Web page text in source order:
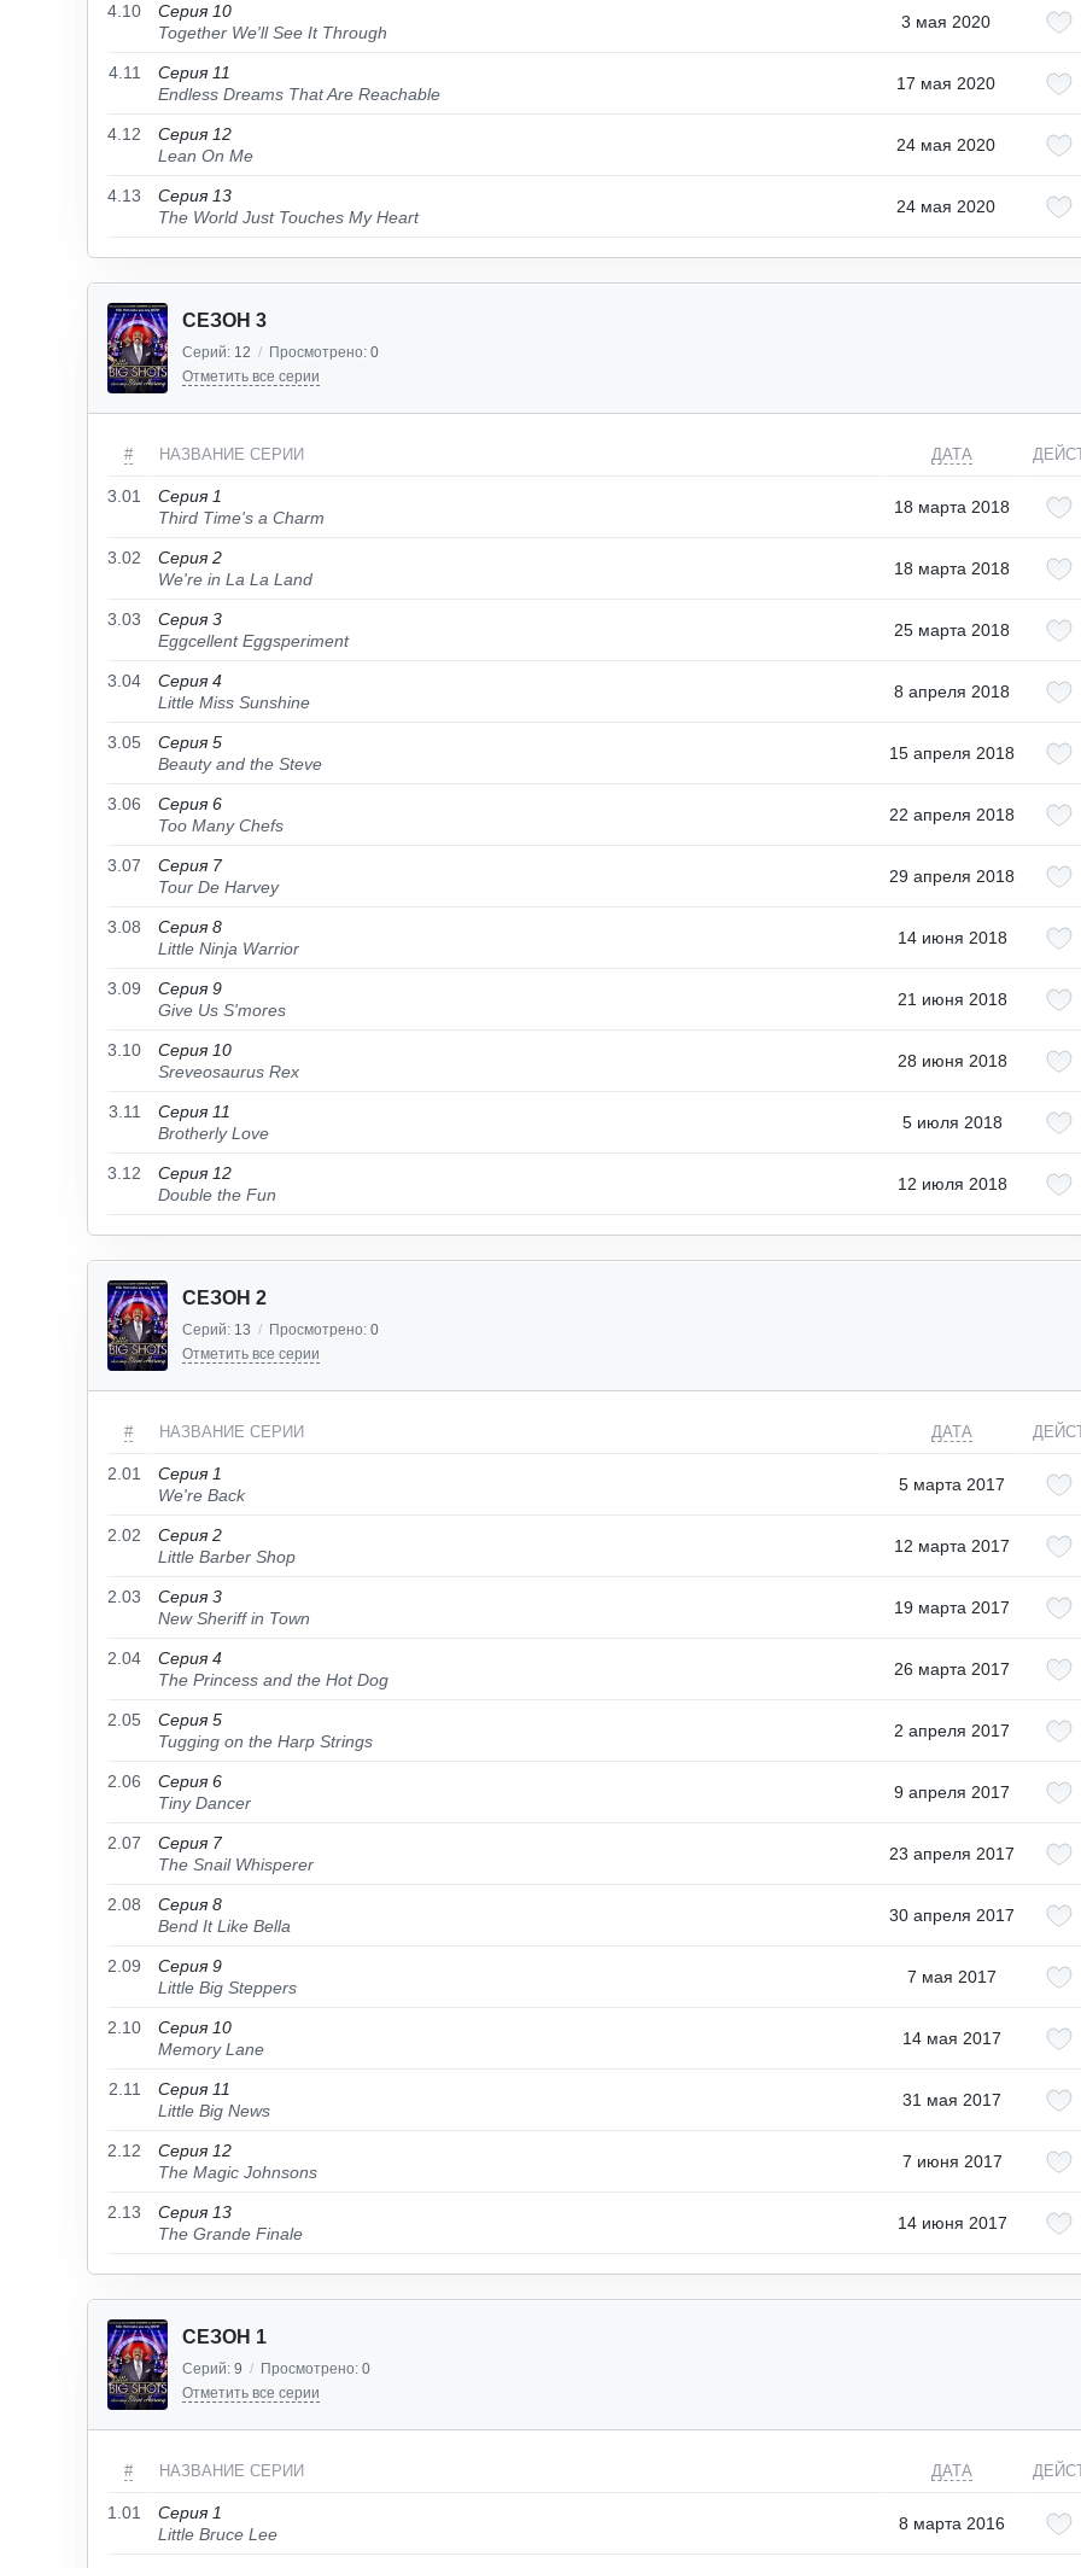
4.10
Серия 10
Together We'll See It Through
3 мая 2020
4.11
Серия 11
Endless Dreams That Are Reachable
17 мая 2020
4.12
Серия 12
Lean On Me
24 мая 2020
4.13
Серия 13
The World Just Touches My Heart
24 мая 2020
СЕЗОН 3
Серий: 12 / Просмотрено: 0
Отметить все серии
# НАЗВАНИЕ СЕРИИ ДАТА
3.01
Серия 1
Third Time's a Charm
18 марта 2018
3.02
Серия 2
We're in La La Land
18 марта 2018
3.03
Серия 3
Eggcellent Eggsperiment
25 марта 2018
3.04
Серия 4
Little Miss Sunshine
8 апреля 2018
3.05
Серия 5
Beauty and the Steve
15 апреля 2018
3.06
Серия 6
Too Many Chefs
22 апреля 2018
3.07
Серия 7
Tour De Harvey
29 апреля 2018
3.08
Серия 8
Little Ninja Warrior
14 июня 2018
3.09
Серия 9
Give Us S'mores
21 июня 2018
3.10
Серия 10
Sreveosaurus Rex
28 июня 2018
3.11
Серия 11
Brotherly Love
5 июля 2018
3.12
Серия 12
Double the Fun
12 июля 2018
СЕЗОН 2
Серий: 13 / Просмотрено: 0
Отметить все серии
# НАЗВАНИЕ СЕРИИ ДАТА
2.01
Серия 1
We're Back
5 марта 2017
2.02
Серия 2
Little Barber Shop
12 марта 2017
2.03
Серия 3
New Sheriff in Town
19 марта 2017
2.04
Серия 4
The Princess and the Hot Dog
26 марта 2017
2.05
Серия 5
Tugging on the Harp Strings
2 апреля 2017
2.06
Серия 6
Tiny Dancer
9 апреля 2017
2.07
Серия 7
The Snail Whisperer
23 апреля 2017
2.08
Серия 8
Bend It Like Bella
30 апреля 2017
2.09
Серия 9
Little Big Steppers
7 мая 2017
2.10
Серия 10
Memory Lane
14 мая 2017
2.11
Серия 11
Little Big News
31 мая 2017
2.12
Серия 12
The Magic Johnsons
7 июня 2017
2.13
Серия 13
The Grande Finale
14 июня 2017
СЕЗОН 1
Серий: 9 / Просмотрено: 0
Отметить все серии
# НАЗВАНИЕ СЕРИИ ДАТА
1.01
Серия 1
Little Bruce Lee
8 марта 2016